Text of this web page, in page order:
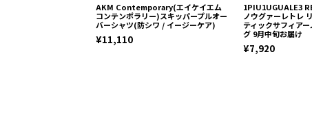
AKM Contemporary(エイケイエム
コンテンポラリー)スキッパープルオー
バーシャツ(防シワ / イージーケア)
¥11,110
1PIU1UGUALE3
ノウグァーレトレ
ティックサフィア
グ 9月中旬お届け
¥7,920